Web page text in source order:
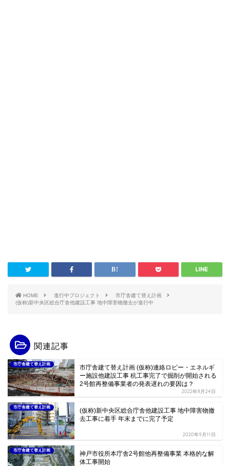
HOME 進行中プロジェクト
市庁舎建て替え計画
(仮称)新中央区総合庁舎他建設工事 地中障害物撤去が進行中
関連記事
市庁舎建て替え計画
市庁舎建て替え計画 (仮称)連絡ロビー・エネルギ
ー施設他建設工事 杭工事完了で掘削が開始される
2号館再整備事業者の発表遅れの要因は？
2022年8月24日
市庁舎建て替え計画
(仮称)新中央区総合庁舎他建設工事 地中障害物撤
去工事に着手 年末までに完了予定
2020年9月11日
市庁舎建て替え計画
神戸市役所本庁舎2号館他再整備事業 本格的な解
体工事開始